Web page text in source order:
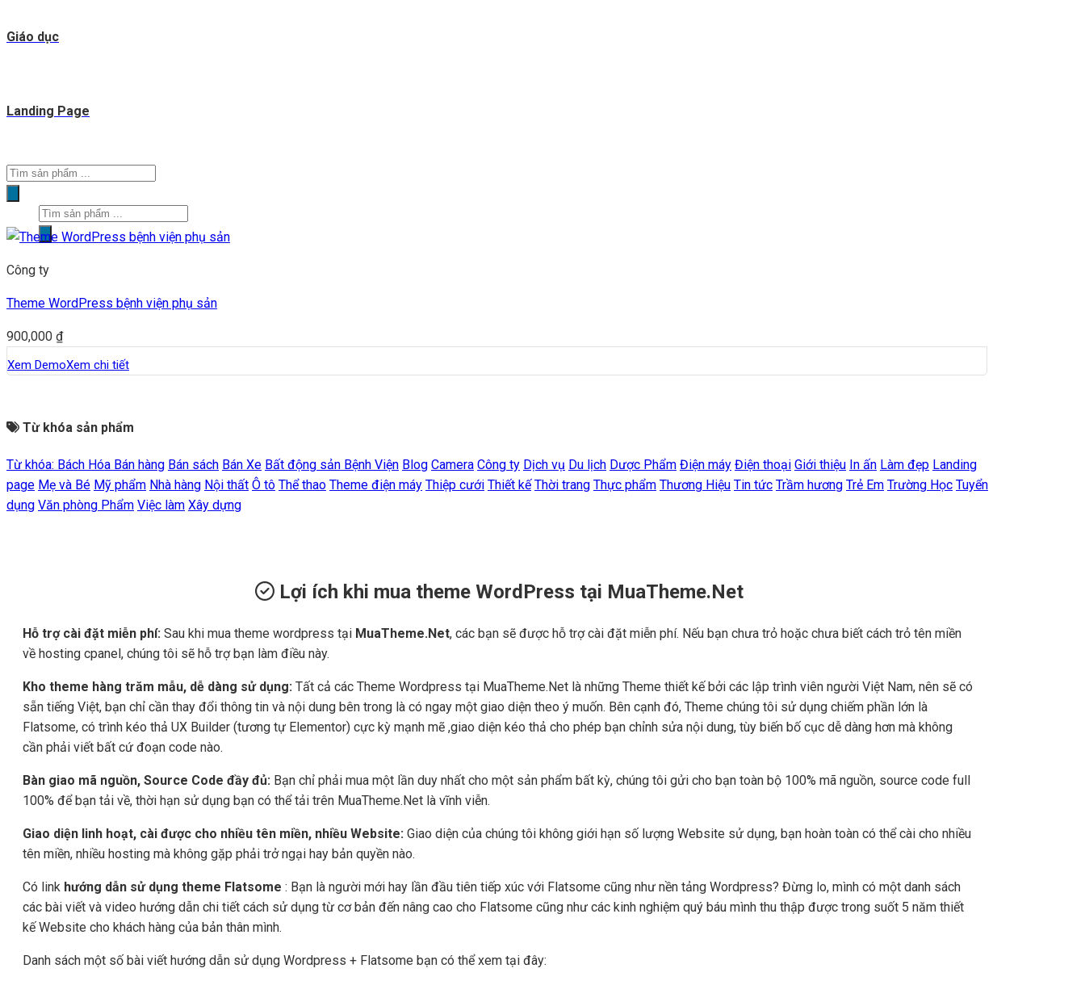
Tìm
kiếm
phẩm
Giáo dục
Landing Page
Tìm
phẩm
Công ty
Theme WordPress bệnh viện phụ sản
900,000 ₫
Xem DemoXem chi tiết
Từ khóa sản phẩm
Từ khóa: Bách Hóa Bán hàng Bán sách Bán Xe Bất động sản Bệnh Viện Blog Camera Công ty Dịch vụ Du lịch Dược Phẩm Điện máy Điện thoại Giới thiệu In ấn Làm đẹp Landing
page Mẹ và Bé Mỹ phẩm Nhà hàng Nội thất Ô tô Thể thao Theme điện máy Thiệp cưới Thiết kế Thời trang Thực phẩm Thương Hiệu Tin tức Trầm hương Trẻ Em Trường Học Tuyển
dụng Văn phòng Phẩm Việc làm Xây dựng
Lợi ích khi mua theme WordPress tại MuaTheme.Net
Hỗ trợ cài đặt miễn phí: Sau khi mua theme wordpress tại MuaTheme.Net, các bạn sẽ được hỗ trợ cài đặt miễn phí. Nếu bạn chưa trỏ hoặc chưa biết cách trỏ tên miền
về hosting cpanel, chúng tôi sẽ hỗ trợ bạn làm điều này.
Kho theme hàng trăm mẫu, dễ dàng sử dụng: Tất cả các Theme Wordpress tại MuaTheme.Net là những Theme thiết kế bởi các lập trình viên người Việt Nam, nên sẽ có
sẵn tiếng Việt, bạn chỉ cần thay đổi thông tin và nội dung bên trong là có ngay một giao diện theo ý muốn. Bên cạnh đó, Theme chúng tôi sử dụng chiếm phần lớn là
Flatsome, có trình kéo thả UX Builder (tương tự Elementor) cực kỳ mạnh mẽ ,giao diện kéo thả cho phép bạn chỉnh sửa nội dung, tùy biến bố cục dễ dàng hơn mà không
cần phải viết bất cứ đoạn code nào.
Bàn giao mã nguồn, Source Code đầy đủ: Bạn chỉ phải mua một lần duy nhất cho một sản phẩm bất kỳ, chúng tôi gửi cho bạn toàn bộ 100% mã nguồn, source code full
100% để bạn tải về, thời hạn sử dụng bạn có thể tải trên MuaTheme.Net là vĩnh viễn.
Giao diện linh hoạt, cài được cho nhiều tên miền, nhiều Website: Giao diện của chúng tôi không giới hạn số lượng Website sử dụng, bạn hoàn toàn có thể cài cho nhiều
tên miền, nhiều hosting mà không gặp phải trở ngại hay bản quyền nào.
Có link hướng dẫn sử dụng theme Flatsome : Bạn là người mới hay lần đầu tiên tiếp xúc với Flatsome cũng như nền tảng Wordpress? Đừng lo, mình có một danh sách
các bài viết và video hướng dẫn chi tiết cách sử dụng từ cơ bản đến nâng cao cho Flatsome cũng như các kinh nghiệm quý báu mình thu thập được trong suốt 5 năm thiết
kế Website cho khách hàng của bản thân mình.
Danh sách một số bài viết hướng dẫn sử dụng Wordpress + Flatsome bạn có thể xem tại đây: